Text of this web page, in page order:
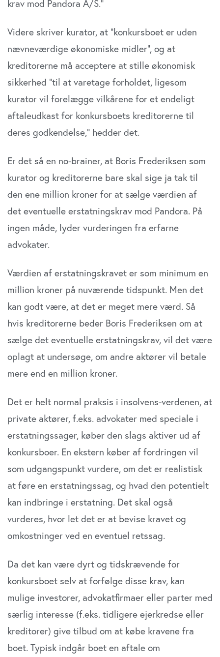
krav mod Pandora A/S.”
Videre skriver kurator, at ”konkursboet er uden
nævneværdige økonomiske midler”, og at
kreditorerne må acceptere at stille økonomisk
sikkerhed ”til at varetage forholdet, ligesom
kurator vil forelægge vilkårene for et endeligt
aftaleudkast for konkursboets kreditorerne til
deres godkendelse,” hedder det.
Er det så en no-brainer, at Boris Frederiksen som
kurator og kreditorerne bare skal sige ja tak til
den ene million kroner for at sælge værdien af
det eventuelle erstatningskrav mod Pandora. På
ingen måde, lyder vurderingen fra erfarne
advokater.
Værdien af erstatningskravet er som minimum en
million kroner på nuværende tidspunkt. Men det
kan godt være, at det er meget mere værd. Så
hvis kreditorerne beder Boris Frederiksen om at
sælge det eventuelle erstatningskrav, vil det være
oplagt at undersøge, om andre aktører vil betale
mere end en million kroner.
Det er helt normal praksis i insolvens-verdenen, at
private aktører, f.eks. advokater med speciale i
erstatningssager, køber den slags aktiver ud af
konkursboer. En ekstern køber af fordringen vil
som udgangspunkt vurdere, om det er realistisk
at føre en erstatningssag, og hvad den potentielt
kan indbringe i erstatning. Det skal også
vurderes, hvor let det er at bevise kravet og
omkostninger ved en eventuel retssag.
Da det kan være dyrt og tidskrævende for
konkursboet selv at forfølge disse krav, kan
mulige investorer, advokatfirmaer eller parter med
særlig interesse (f.eks. tidligere ejerkredse eller
kreditorer) give tilbud om at købe kravene fra
boet. Typisk indgår boet en aftale om